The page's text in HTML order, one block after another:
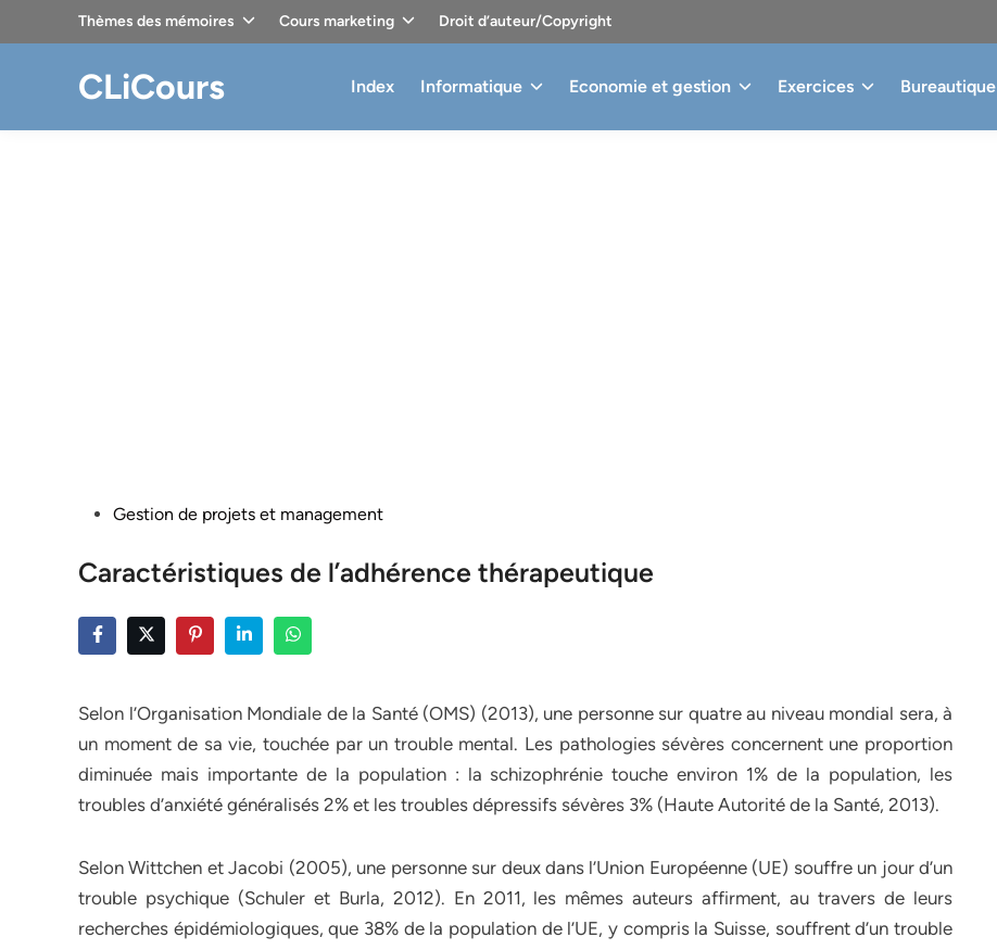
Thèmes des mémoires Cours marketing Droit d’auteur/Copyright
CLiCours Index Informatique Economie et gestion Exercices Bureautique
PostedGestion de projets et management
Caractéristiques de l’adhérence thérapeutique
Selon l’Organisation Mondiale de la Santé (OMS) (2013), une personne sur quatre au niveau mondial sera, à
un moment de sa vie, touchée par un trouble mental. Les pathologies sévères concernent une proportion
diminuée mais importante de la population : la schizophrénie touche environ 1% de la population, les
troubles d’anxiété généralisés 2% et les troubles dépressifs sévères 3% (Haute Autorité de la Santé, 2013).
Selon Wittchen et Jacobi (2005), une personne sur deux dans l’Union Européenne (UE) souffre un jour d’un
trouble psychique (Schuler et Burla, 2012). En 2011, les mêmes auteurs affirment, au travers de leurs
recherches épidémiologiques, que 38% de la population de l’UE, y compris la Suisse, souffrent d’un trouble